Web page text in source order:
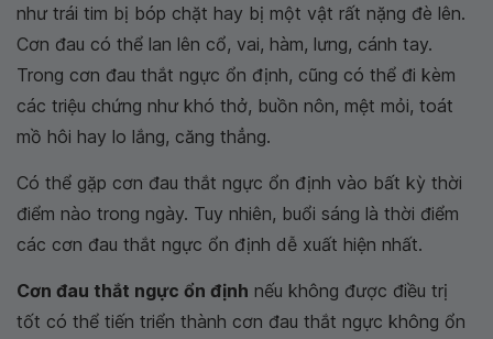
như trái tim bị bóp chặt hay bị một vật rất nặng đè lên.
Cơn đau có thể lan lên cổ, vai, hàm, lưng, cánh tay.
Trong cơn đau thắt ngực ổn định, cũng có thể đi kèm
các triệu chứng như khó thở, buồn nôn, mệt mỏi, toát
mồ hôi hay lo lắng, căng thẳng.
Có thể gặp cơn đau thắt ngực ổn định vào bất kỳ thời
điểm nào trong ngày. Tuy nhiên, buổi sáng là thời điểm
các cơn đau thắt ngực ổn định dễ xuất hiện nhất.
Cơn đau thắt ngực ổn định nếu không được điều trị
tốt có thể tiến triển thành cơn đau thắt ngực không ổn